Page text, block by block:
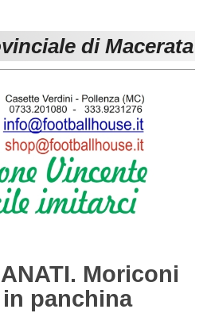
Carica la tua Rosa
di Macerata
Moriconi
panchina